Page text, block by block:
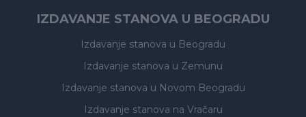
IZDAVANJE STANOVA U BEOGRADU
Izdavanje stanova u Beogradu
Izdavanje stanova u Zemunu
Izdavanje stanova u Novom Beogradu
Izdavanje stanova na Vračaru